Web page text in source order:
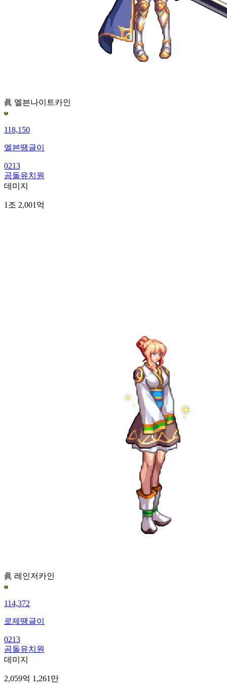
眞 엘븐나이트카인
118,150
엘븐땡글이
0213
곰돌유치원
데미지
1조 2,001억
眞 레인저 카인
114,372
로제땡글이
0213
곰돌유치원
데미지
2,059억 1,261만